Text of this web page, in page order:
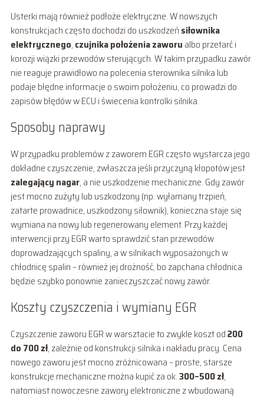
Usterki mają również podłoże elektryczne. W nowszych
konstrukcjach często dochodzi do uszkodzeńsiłownika
elektrycznego, czujnika położenia zaworu albo przetarć i
korozji wiązki przewodów sterujących. W takim przypadku zawór
nie reaguje prawidłowo na polecenia sterownika silnika lub
podaje błędne informacje o swoim położeniu, co prowadzi do
zapisów błędów w ECU i świecenia kontrolki silnika.
Sposoby naprawy
W przypadku problemów z zaworem EGR często wystarcza jego
dokładne czyszczenie, zwłaszcza jeśli przyczyną kłopotów jest
zalegający nagar, a nie uszkodzenie mechaniczne. Gdy zawór
jest mocno zużyty lub uszkodzony (np. wyłamany trzpień,
zatarte prowadnice, uszkodzony siłownik), konieczna staje się
wymiana na nowy lub regenerowany element. Przy każdej
interwencji przy EGR warto sprawdzić stan przewodów
doprowadzających spaliny, a w silnikach wyposażonych w
chłodnicę spalin – również jej drożność, bo zapchana chłodnica
będzie szybko ponownie zanieczyszczać nowy zawór.
Koszty czyszczenia i wymiany EGR
Czyszczenie zaworu EGR w warsztacie to zwykle koszt od200
do 700 zł, zależnie od konstrukcji silnika i nakładu pracy. Cena
nowego zaworu jest mocno zróżnicowana – proste, starsze
konstrukcje mechaniczne można kupić za ok.300–500 zł,
natomiast nowoczesne zawory elektroniczne z wbudowaną